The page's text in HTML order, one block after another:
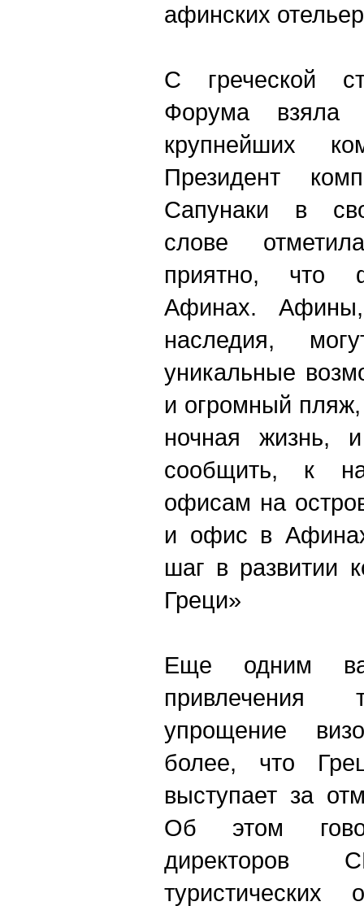
афинских
С греческой
Форума
крупнейших
Президент
Сапунаки в
слове
приятно, что
Афинах. Афины,
наследия,
уникальные
и огромный
ночная жизнь,
сообщить, к
офисам на
и офис в
шаг в развитии
Греци»
Еще одним
привлечения
упрощение
более, что
выступает за
Об этом
директоров
туристических